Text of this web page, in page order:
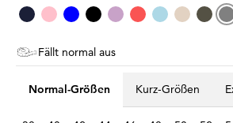
Fällt normal aus
Normal-Größen Kurz-Größen